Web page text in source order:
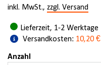
inkl. MwSt., zzgl. Versand
Lieferzeit, 1-2 Werktage
Versandkosten: 10,20 €
Anzahl